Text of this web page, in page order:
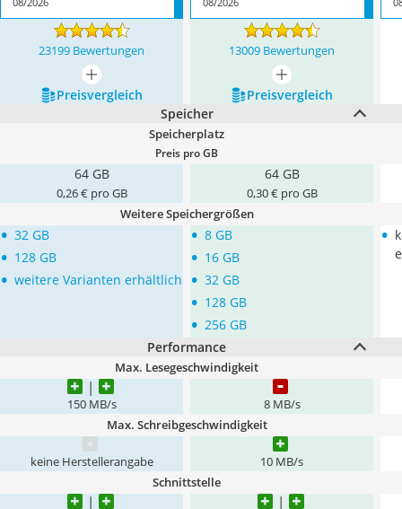
23199 Bewertungen 13009 Bewertungen
mehr anzeigen
mehr anzeigen
Preis­vergleich
Preis­vergleich
Speicher
Speicherplatz
Preis pro GB
64 GB
0,26 € pro GB
64 GB
0,30 € pro GB
Weitere Speichergrößen
• 32 GB
• 128 GB
• weitere Varianten erhältlich
• 8 GB
• 16 GB
• 32 GB
• 128 GB
• 256 GB
•
Performance
Max. Lesegeschwindigkeit
150 MB/s 8 MB/s
Max. Schreibgeschwindigkeit
keine Herstellerangabe 10 MB/s
Schnittstelle